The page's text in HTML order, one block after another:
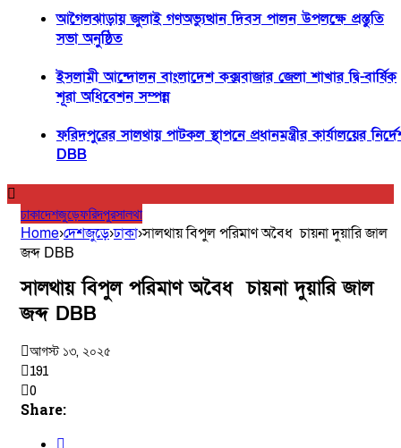
আগৈলঝাড়ায় জুলাই গণঅভ্যুত্থান দিবস পালন উপলক্ষে প্রস্তুতি
সভা অনুষ্ঠিত
ইসলামী আন্দোলন বাংলাদেশ কক্সবাজার জেলা শাখার দ্বি-বার্ষিক
শূরা অধিবেশন সম্পন্ন
ফরিদপুরের সালথায় পাটকল স্থাপনে প্রধানমন্ত্রীর কার্যালয়ের
DBB
ঢাকাদেশজুড়েফরিদপুরসালথা
Home›দেশজুড়ে›ঢাকা›সালথায় বিপুল পরিমাণ অবৈধ চায়না দুয়ারি জাল
জব্দ DBB
সালথায় বিপুল পরিমাণ অবৈধ চায়না দুয়ারি জাল
জব্দ DBB
আগস্ট ১৩, ২০২৫
191
0
Share: